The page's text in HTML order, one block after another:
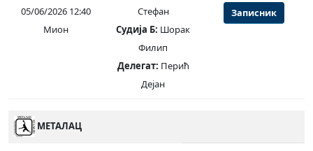
05/06/2026 12:40
Мион
Стефан
Судија Б: Шорак
Филип
Делегат: Перић
Дејан
Записник
МЕТАЛАЦ